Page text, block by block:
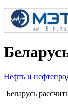
Нефть и
Беларусь